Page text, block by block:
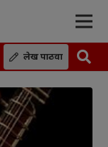
लेख पाठवा